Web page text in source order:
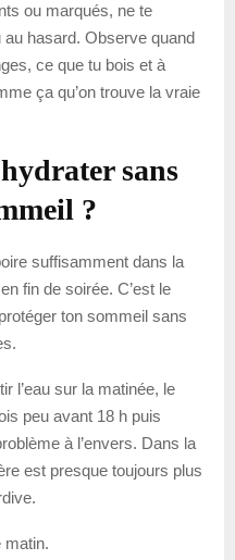
ou marqués, ne te
au hasard. Observe quand
ce que tu bois et à
ça qu’on trouve la vraie
sans
?
suffisamment dans la
fin de soirée. C’est le
ton sommeil sans
l’eau sur la matinée, le
peu avant 18 h puis
à l’envers. Dans la
est presque toujours plus
matin.